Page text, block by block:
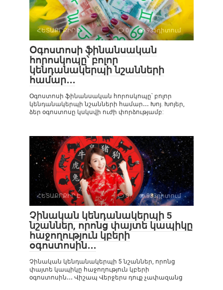
ՀԵՏԱՔՐՔԻՐ Է 0 935դիտում
Օգոստոսի ֆինանսական
հորոսկոպը՝ բոլոր
կենդանակերպի նշանների
համար․․․
Օգոստոսի ֆինանսական հորոսկոպը՝ բոլոր
կենդանակերպի նշանների համար․․․ Խոյ. Խոյեր,
ձեր օգոստոսը կսկսվի ուժի փորձությամբ:
ՀԵՏԱՔՐՔԻՐ Է 0 933դիտում
Չինական կենդանակերպի 5
նշաններ, որոնց փայտե կապիկը
հաջողություն կբերի
օգոստոսին․․․
Չինական կենդանակերպի 5 նշաններ, որոնց
փայտե կապիկը հաջողություն կբերի
օգոստոսին․․․ Վիշապ Վերջերս դուք չափազանց